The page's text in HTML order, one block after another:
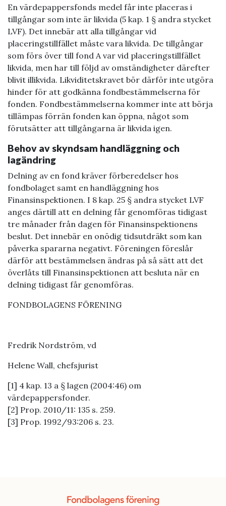
En värdepappersfonds medel får inte placeras i
tillgångar som inte är likvida (5 kap. 1 § andra stycket
LVF). Det innebär att alla tillgångar vid
placeringstillfället måste vara likvida. De tillgångar
som förs över till fond A var vid placeringstillfället
likvida, men har till följd av omständigheter därefter
blivit illikvida. Likviditetskravet bör därför inte utgöra
hinder för att godkänna fondbestämmelserna för
fonden. Fondbestämmelserna kommer inte att börja
tillämpas förrän fonden kan öppna, något som
förutsätter att tillgångarna är likvida igen.
Behov av skyndsam handläggning och
lagändring
Delning av en fond kräver förberedelser hos
fondbolaget samt en handläggning hos
Finansinspektionen. I 8 kap. 25 § andra stycket LVF
anges därtill att en delning får genomföras tidigast
tre månader från dagen för Finansinspektionens
beslut. Det innebär en onödig tidsutdräkt som kan
påverka spararna negativt. Föreningen föreslår
därför att bestämmelsen ändras på så sätt att det
överlåts till Finansinspektionen att besluta när en
delning tidigast får genomföras.
FONDBOLAGENS FÖRENING
Fredrik Nordström, vd
Helene Wall, chefsjurist
[1] 4 kap. 13 a § lagen (2004:46) om
värdepappersfonder.
[2] Prop. 2010/11: 135 s. 259.
[3] Prop. 1992/93:206 s. 23.